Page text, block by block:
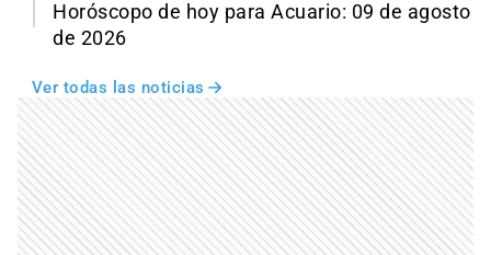
Horóscopo de hoy para Acuario: 09 de agosto
de 2026
Ver todas las noticias